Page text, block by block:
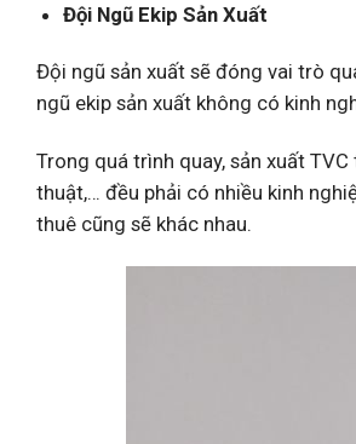
Đội Ngũ Ekip Sản Xuất
Đội ngũ sản xuất sẽ đóng vai trò
ngũ ekip sản xuất không có kinh
Trong quá trình quay, sản xuất
thuật,… đều phải có nhiều kinh
thuê cũng sẽ khác nhau.